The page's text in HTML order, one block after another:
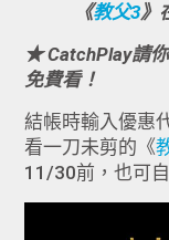
《教父3》
★ CatchPlay請
免費看！
結帳時輸入優惠
看一刀未剪的《
11/30前，也可